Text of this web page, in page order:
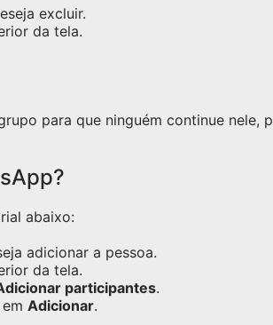
excluir.
da tela.
para que ninguém continue nele,
abaixo:
adicionar a pessoa.
da tela.
participantes.
Adicionar.